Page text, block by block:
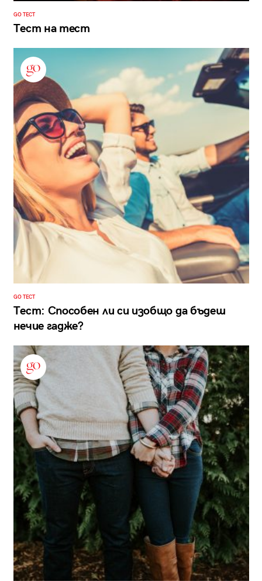
GO ТЕСТ
Тест на тест
GO ТЕСТ
Тест: Способен ли си изобщо да бъдеш
нечие гадже?